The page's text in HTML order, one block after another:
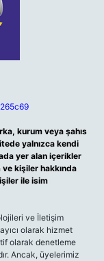
kurum veya şahıs
yalnızca kendi
yer alan içerikler
kişiler hakkında
ile isim
ve İletişim
olarak hizmet
olarak denetleme
Ancak, üyelerimiz